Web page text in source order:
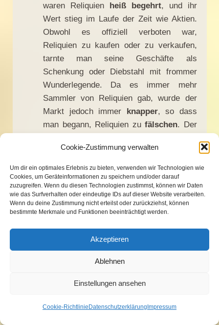
Cookie-Zustimmung verwalten
Um dir ein optimales Erlebnis zu bieten, verwenden wir Technologien wie
Cookies, um Geräteinformationen zu speichern und/oder darauf
zuzugreifen. Wenn du diesen Technologien zustimmst, können wir Daten
wie das Surfverhalten oder eindeutige IDs auf dieser Website verarbeiten.
Wenn du deine Zustimmung nicht erteilst oder zurückziehst, können
bestimmte Merkmale und Funktionen beeinträchtigt werden.
Akzeptieren
Ablehnen
Einstellungen ansehen
Cookie-RichtlinieDatenschutzerklärungImpressum
waren Reliquien
heiß begehrt, und ihr
Wert stieg im Laufe der Zeit wie Aktien.
Obwohl es offiziell verboten war,
Reliquien zu kaufen oder zu verkaufen,
tarnte man seine Geschäfte als
Schenkung oder Diebstahl mit frommer
Wunderlegende. Da es immer mehr
Sammler von Reliquien gab, wurde der
Markt jedoch immer
knapper, so dass
man begann, Reliquien zu fälschen. Der
in der ersten Hälfte des 15. Jahrhunderts,
es seien derart viele Stücke des
Christuskreuzes im Umlauf, dass sie
zwölf Ochsen nicht tragen könnten. Von
der Vorhaut Christi gab es insgesamt 13
Exemplare, deren Besitzer alle ihre
Echtheit bezeugten.Letztlich war dies
nichts anderes alsFetischismus
Götzendienst
Der Streit um die
Papst und Kaiser